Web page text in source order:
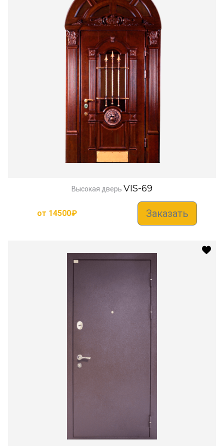
Высокая дверь VIS-69
от 14500₽ Заказать